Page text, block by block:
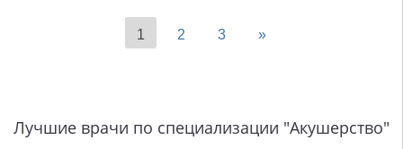
1 2 3 »
Лучшие врачи по специализации "Акушерство"